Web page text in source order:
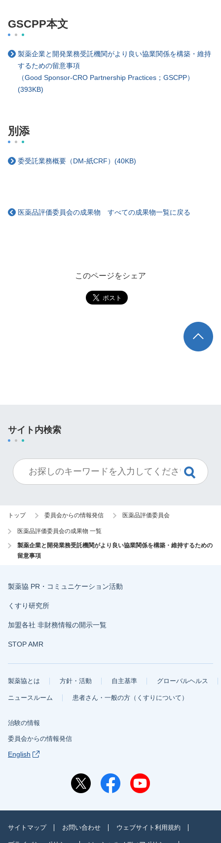
GSCPP本文
製薬企業と開発業務受託機関がより良い協業関係を構築・維持
するための留意事項
（Good Sponsor-CRO Partnership Practices；GSCPP）
(393KB)
別添
委受託業務概要（DM-紙CRF）(40KB)
医薬品評価委員会の成果物 すべての成果物一覧に戻る
このページをシェア
TOP
サイト内検索
トップ 委員会からの情報発信 医薬品評価委員会
医薬品評価委員会の成果物 一覧
製薬企業と開発業務受託機関がより良い協業関係を構築・維持するための
留意事項
製薬協 PR・コミュニケーション活動
くすり研究所
加盟各社 非財務情報の開示一覧
STOP AMR
製薬協とは 方針・活動 自主基準 グローバルヘルス
ニュースルーム 患者さん・一般の方（くすりについて）
治験の情報
委員会からの情報発信
English
サイトマップ お問い合わせ ウェブサイト利用規約